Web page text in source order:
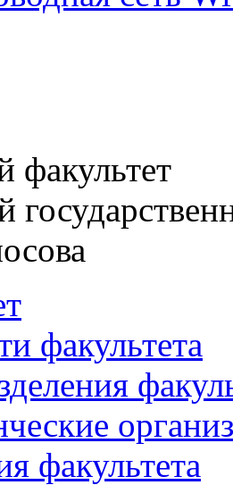
факультет
факультета
факультета